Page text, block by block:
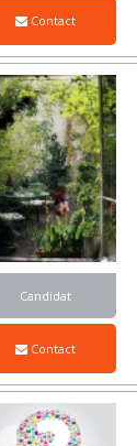
Contact
Candidat
Contact